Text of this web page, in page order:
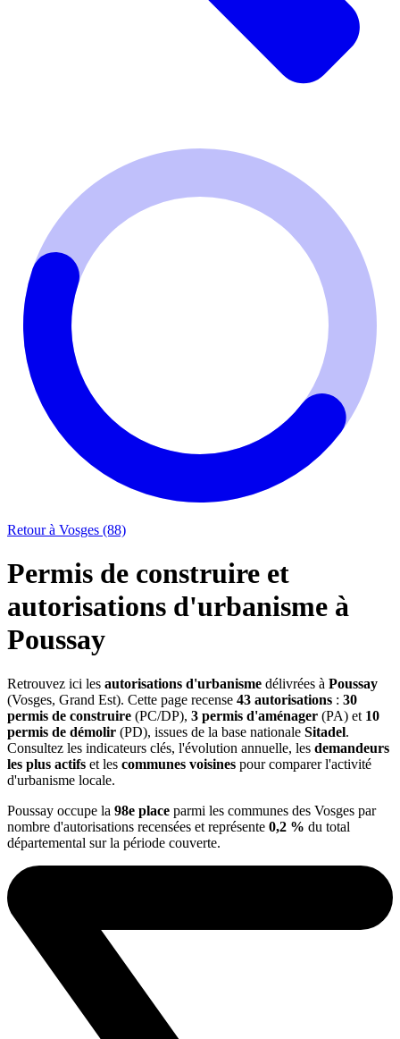
Retour à Vosges (88)
Permis de construire et
autorisations d'urbanisme à
Poussay
Retrouvez ici les autorisations d'urbanisme délivrées à Poussay
(Vosges, Grand Est). Cette page recense 43 autorisations : 30
permis de construire (PC/DP), 3 permis d'aménager (PA) et 10
permis de démolir (PD), issues de la base nationale Sitadel.
Consultez les indicateurs clés, l'évolution annuelle, les demandeurs
les plus actifs et les communes voisines pour comparer l'activité
d'urbanisme locale.
Poussay occupe la 98e place parmi les communes des Vosges par
nombre d'autorisations recensées et représente 0,2 % du total
départemental sur la période couverte.